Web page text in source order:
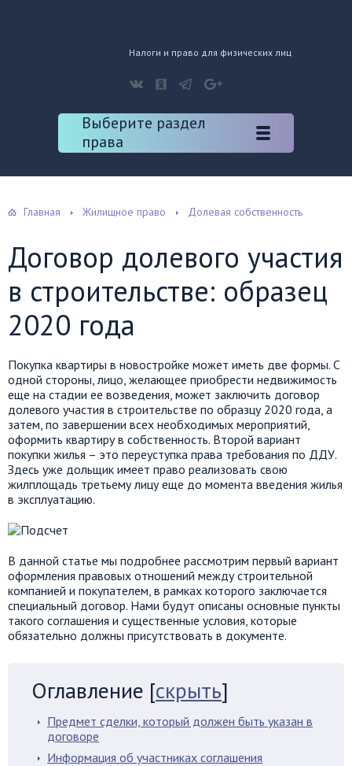
Налоги и право для физических лиц
Выберите раздел
права
Главная Жилищное право Долевая собственность
Договор долевого участия
в строительстве: образец
2020 года
Покупка квартиры в новостройке может иметь две формы. С
одной стороны, лицо, желающее приобрести недвижимость
еще на стадии ее возведения, может заключить договор
долевого участия в строительстве по образцу 2020 года, а
затем, по завершении всех необходимых мероприятий,
оформить квартиру в собственность. Второй вариант
покупки жилья – это переуступка права требования по ДДУ.
Здесь уже дольщик имеет право реализовать свою
жилплощадь третьему лицу еще до момента введения жилья
в эксплуатацию.
В данной статье мы подробнее рассмотрим первый вариант
оформления правовых отношений между строительной
компанией и покупателем, в рамках которого заключается
специальный договор. Нами будут описаны основные пункты
такого соглашения и существенные условия, которые
обязательно должны присутствовать в документе.
Оглавление [скрыть]
Предмет сделки, который должен быть указан в
договоре
Информация об участниках соглашения